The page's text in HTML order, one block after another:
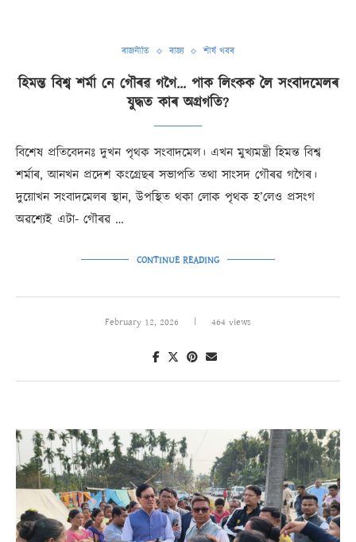
ৰাজনীতি ৰাজ্য শীৰ্ষ খবৰ
হিমন্ত বিশ্ব শৰ্মা নে গৌৰৱ গগৈ… পাক লিংকক লৈ সংবাদমেলৰ
যুদ্ধত কাৰ অগ্ৰগতি?
বিশেষ প্ৰতিবেদনঃ দুখন পৃথক সংবাদমেল। এখন মুখ্যমন্ত্ৰী হিমন্ত বিশ্ব
শৰ্মাৰ, আনখন প্ৰদেশ কংগ্ৰেছৰ সভাপতি তথা সাংসদ গৌৰৱ গগৈৰ।
দুয়োখন সংবাদমেলৰ স্থান, উপস্থিত থকা লোক পৃথক হ’লেও প্ৰসংগ
অৱশ্যেই এটা- গৌৰৱ …
CONTINUE READING
February 12, 2026 464 views